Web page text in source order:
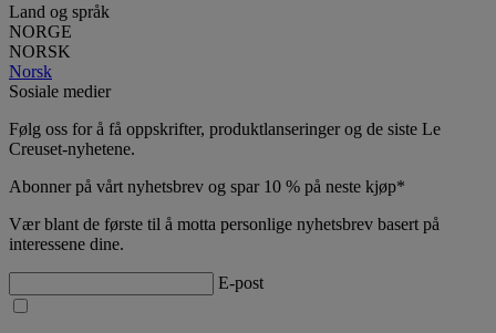
Land og språk
NORGE
NORSK
Norsk
Sosiale medier
Følg oss for å få oppskrifter, produktlanseringer og de siste Le
Creuset-nyhetene.
Abonner på vårt nyhetsbrev og spar 10 % på neste kjøp*
Vær blant de første til å motta personlige nyhetsbrev basert på
interessene dine.
E-post